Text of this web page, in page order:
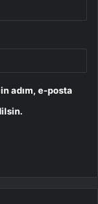
adım, e-posta